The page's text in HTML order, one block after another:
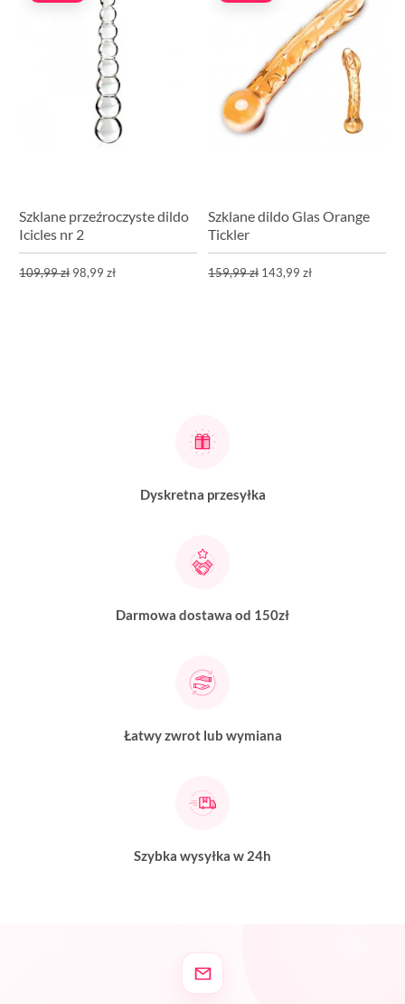
Szklane przeźroczyste dildo
Icicles nr 2
109,99 zł 98,99 zł
Szklane dildo Glas Orange
Tickler
159,99 zł 143,99 zł
Dyskretna przesyłka
Darmowa dostawa od 150zł
Łatwy zwrot lub wymiana
Szybka wysyłka w 24h